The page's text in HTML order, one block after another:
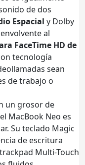
de dos
Espacial y Dolby
al
FaceTime HD de
tecnología
sean
de trabajo o
un grosor de
MacBook Neo es
Su teclado Magic
de escritura
Multi-Touch